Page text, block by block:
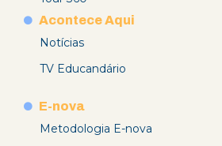
Acontece Aqui
Notícias
TV Educandário
E-nova
Metodologia E-nova